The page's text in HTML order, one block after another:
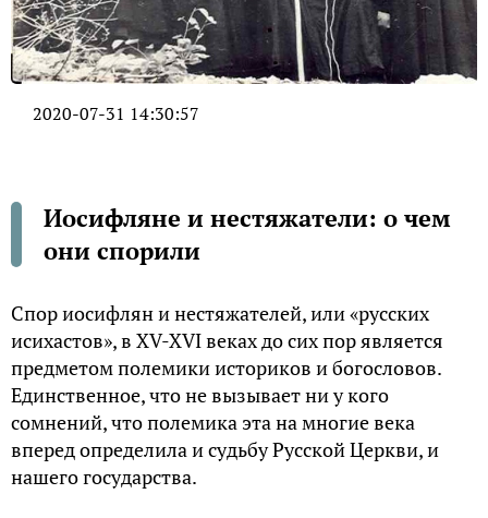
2020-07-31 14:30:57
Иосифляне и нестяжатели: о чем
они спорили
Спор иосифлян и нестяжателей, или «русских
исихастов», в XV-XVI веках до сих пор является
предметом полемики историков и богословов.
Единственное, что не вызывает ни у кого
сомнений, что полемика эта на многие века
вперед определила и судьбу Русской Церкви, и
нашего государства.